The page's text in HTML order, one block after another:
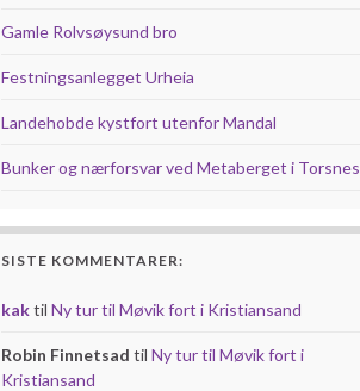
Gamle Rolvsøysund bro
Festningsanlegget Urheia
Landehobde kystfort utenfor Mandal
Bunker og nærforsvar ved Metaberget i Torsnes
SISTE KOMMENTARER:
kaktil Ny tur til Møvik fort i Kristiansand
Robin Finnetsad til Ny tur til Møvik fort i
Kristiansand